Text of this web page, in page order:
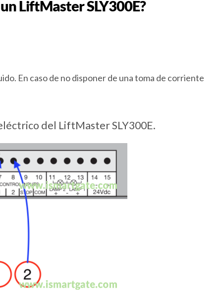
LiftMaster SLY300E?
En caso de no disponer de una toma de corriente
del LiftMaster SLY300E.